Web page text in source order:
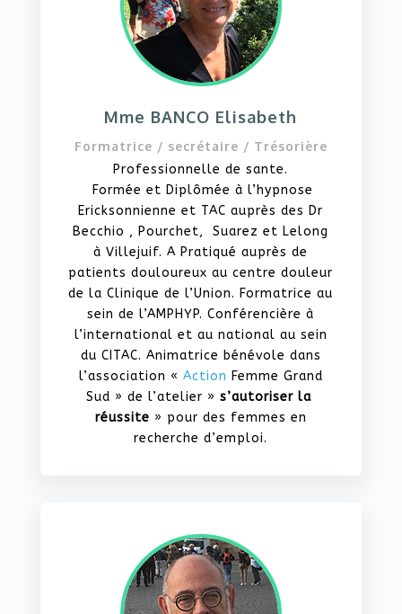
Mme BANCO Elisabeth
Formatrice / secrétaire / Trésorière
Professionnelle de sante.
Formée et Diplômée à l’hypnose
Ericksonnienne et TAC auprès des Dr
Becchio , Pourchet, Suarez et Lelong
à Villejuif. A Pratiqué auprès de
patients douloureux au centre douleur
de la Clinique de l’Union. Formatrice au
sein de l’AMPHYP. Conférencière à
l’international et au national au sein
du CITAC. Animatrice bénévole dans
l’association « Action Femme Grand
Sud » de l’atelier » s’autoriser la
réussite » pour des femmes en
recherche d’emploi.